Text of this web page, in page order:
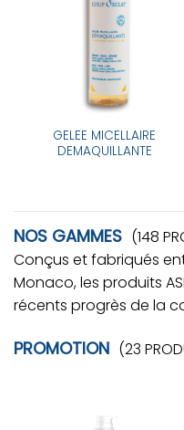
GELEE MICELLAIRE
DEMAQUILLANTE
NOS GAMMES (148
Conçus et fabriqués
Monaco, les produits
récents progrès de la
PROMOTION (23